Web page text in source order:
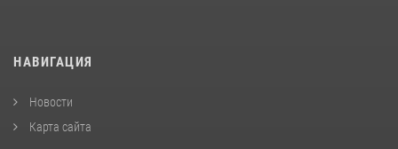
НАВИГАЦИЯ
Новости
Карта сайта